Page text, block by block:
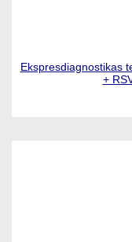
Ekspresdiagnostikas
+